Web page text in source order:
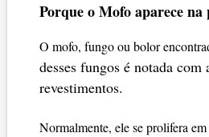
Porque o Mofo aparece na
O mofo, fungo ou bolor
desses fungos é notada
revestimentos.
Normalmente, ele se prolifera